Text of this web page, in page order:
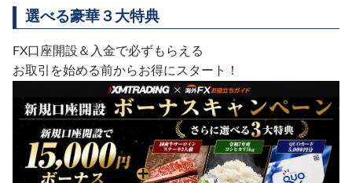
選べる豪華３大特典
FX口座開設＆入金で必ずもらえる
お取引を始める前からお得にスタート！